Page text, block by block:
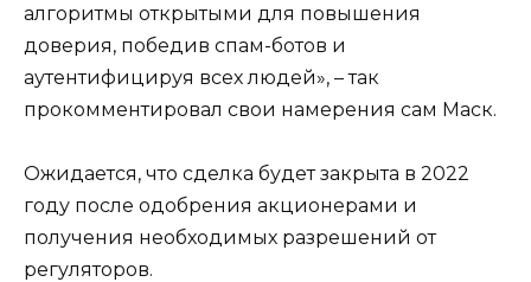
алгоритмы открытыми для повышения
доверия, победив спам-ботов и
аутентифицируя всех людей», – так
прокомментировал свои намерения сам Маск.
Ожидается, что сделка будет закрыта в 2022
году после одобрения акционерами и
получения необходимых разрешений от
регуляторов.